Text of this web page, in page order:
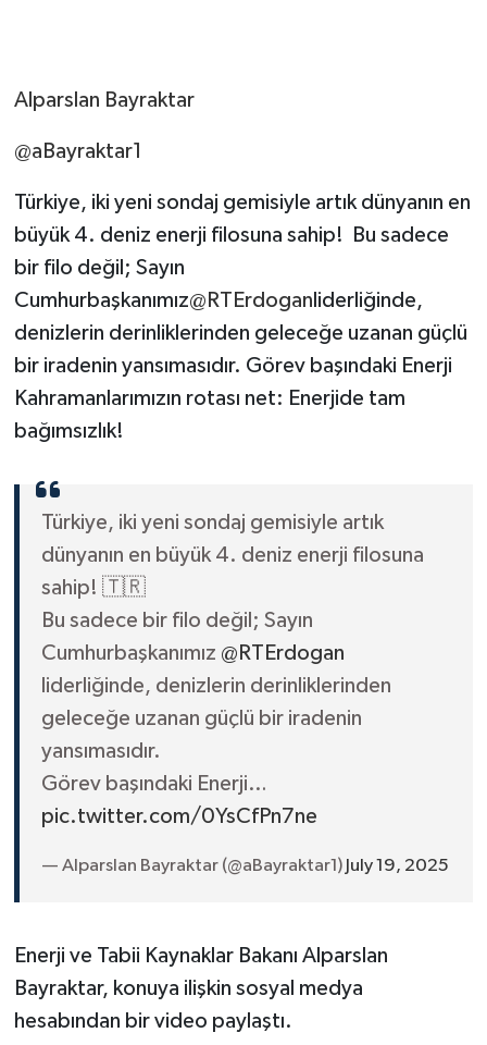
Alparslan Bayraktar
@aBayraktar1
Türkiye, iki yeni sondaj gemisiyle artık dünyanın en
büyük 4. deniz enerji filosuna sahip! Bu sadece
bir filo değil; Sayın
Cumhurbaşkanımız@RTErdogan liderliğinde,
denizlerin derinliklerinden geleceğe uzanan güçlü
bir iradenin yansımasıdır. Görev başındaki Enerji
Kahramanlarımızın rotası net: Enerjide tam
bağımsızlık!
Türkiye, iki yeni sondaj gemisiyle artık
dünyanın en büyük 4. deniz enerji filosuna
sahip! 🇹🇷
Bu sadece bir filo değil; Sayın
Cumhurbaşkanımız @RTErdogan
liderliğinde, denizlerin derinliklerinden
geleceğe uzanan güçlü bir iradenin
yansımasıdır.
Görev başındaki Enerji…
pic.twitter.com/0YsCfPn7ne
— Alparslan Bayraktar (@aBayraktar1) July 19, 2025
Enerji ve Tabii Kaynaklar Bakanı Alparslan
Bayraktar, konuya ilişkin sosyal medya
hesabından bir video paylaştı.